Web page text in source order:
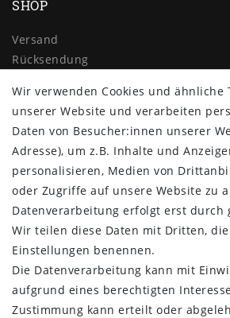
SHOP
Versand
Rücksendung
Impressum
Daten­schutz­erklärung
AGB
Kontakt
ZAHLUNG & VERSAND
Wir verwenden Cookies und ähnliche
unserer Website und verarbeiten
Daten von Besucher:innen unserer
Adresse), um z.B. Inhalte und
personalisieren, Medien von
oder Zugriffe auf unsere Website zu
Datenverarbeitung erfolgt erst durch
Wir teilen diese Daten mit Dritten,
Einstellungen benennen.
Die Datenverarbeitung kann mit
aufgrund eines berechtigten
Zustimmung kann erteilt oder